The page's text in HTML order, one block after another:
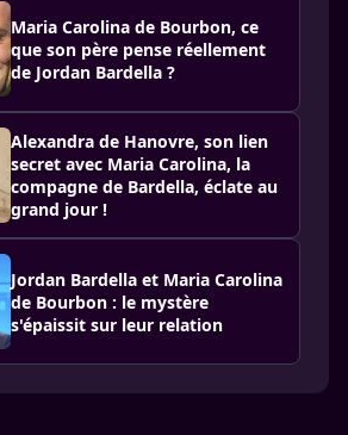
Maria Carolina de Bourbon, ce
que son père pense réellement
de Jordan Bardella ?
Alexandra de Hanovre, son lien
secret avec Maria Carolina, la
compagne de Bardella, éclate au
grand jour !
Jordan Bardella et Maria Carolina
de Bourbon : le mystère
s'épaissit sur leur relation